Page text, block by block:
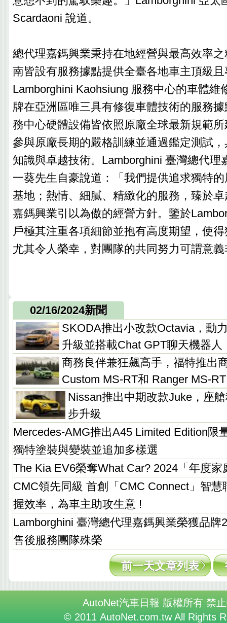
Scardaoni 說道。
總代理嘉鎷興業秉持在地經營與最高效率
南皆設有服務據點提供全臺各地車主頂級
Lamborghini Kaohsiung 服務中心的車體維
牌在亞洲區唯三具有修復車體技術的服務
務中心硬體設備皆依照原廠全球最新規範
參與原廠長期的嚴格訓練並通過鑑定測試
知識與卓越技術。Lamborghini 臺灣總代理
一葵先生自豪說道：「我們提供追求獨特
基地；熱情、細膩、精緻化的服務，臻於
嘉鎷興業引以為傲的經營方針。鑒於
戶極其注重各項細節並抱有高度期望，使
尤其令人榮幸，對團隊的共同努力可謂意
02/16/2024新聞
SKODA推出小改款Octavia，動
升級並搭載Chat GPT聊天機器人
商務良伴兼狂飆高手，福特推出
Custom MS-RT和 Ranger MS-RT
Nissan推出中期改款Juke，座
步升級
Mercedes-AMG推出A45 Limited Edition限
獨特塗裝與變裝並追加多樣選
The Kia EV6榮奪What Car? 2024「年度
CMC領先同級 首創「CMC Connect」智
握效率，為車主助攻生意 !
Lamborghini 臺灣總代理嘉鎷興業榮獲品牌
售後服務團隊殊榮
前一天文章列表
AutoNet汽車日報 版權所有 禁
© 2011 AutoNet.com.tw All Rights